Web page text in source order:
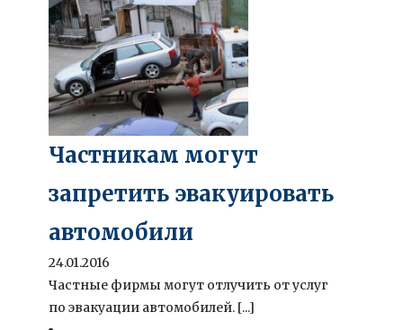
Частникам могут
запретить эвакуировать
автомобили
24.01.2016
Частные фирмы могут отлучить от услуг
по эвакуации автомобилей. [...]